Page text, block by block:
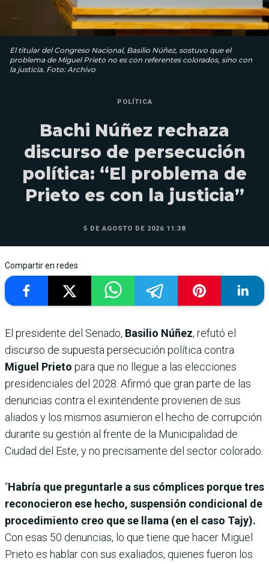
El titular del Congreso Nacional, Basilio Núñez, sostuvo que el
problema de Miguel Prieto no es con referentes colorados, sino con
la justicia. Foto: Archivo
POLÍTICA
Bachi Núñez rechaza
discurso de persecución
política: “El problema de
Prieto es con la justicia”
5 DE AGOSTO DE 2026 11:38
Compartir en redes
El presidente del Senado, Basilio Núñez, refutó el
discurso de supuesta persecución política contra
Miguel Prieto para que no llegue a las elecciones
presidenciales del 2028. Afirmó que gran parte de las
denuncias contra el exintendente provienen de sus
aliados y los mismos asumieron el hecho de corrupción
durante su gestión al frente de la Municipalidad de
Ciudad del Este, y no precisamente del sector colorado.
“Habría que preguntarle a sus cómplices porque tres
reconocieron ese hecho, suspensión condicional de
procedimiento creo que se llama (en el caso Tajy).
Con esas 50 denuncias, lo que tiene que hacer Miguel
Prieto es hablar con sus exaliados, quienes fueron los